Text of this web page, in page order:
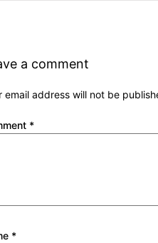
a comment
email address will not be
*
*